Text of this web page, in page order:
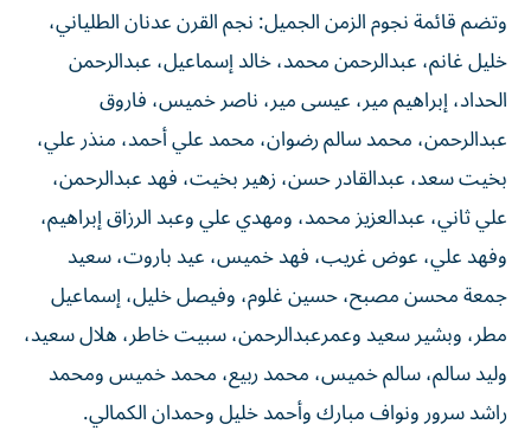
وتضم قائمة نجوم الزمن الجميل: نجم القرن عدنان الطلياني،
خليل غانم، عبدالرحمن محمد، خالد إسماعيل، عبدالرحمن
الحداد، إبراهيم مير، عيسى مير، ناصر خميس، فاروق
عبدالرحمن، محمد سالم رضوان، محمد علي أحمد، منذر علي،
بخيت سعد، عبدالقادر حسن، زهير بخيت، فهد عبدالرحمن،
علي ثاني، عبدالعزيز محمد، ومهدي علي وعبد الرزاق إبراهيم،
وفهد علي، عوض غريب، فهد خميس، عيد باروت، سعيد
جمعة محسن مصبح، حسين غلوم، وفيصل خليل، إسماعيل
مطر، وبشير سعيد وعمرعبدالرحمن، سبيت خاطر، هلال سعيد،
وليد سالم، سالم خميس، محمد ربيع، محمد خميس ومحمد
راشد سرور ونواف مبارك وأحمد خليل وحمدان الكمالي.